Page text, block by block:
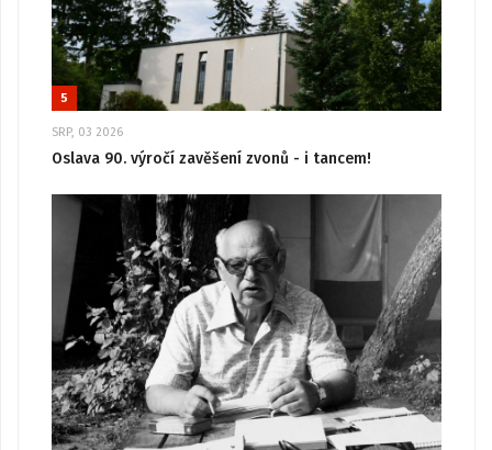
5
SRP, 03 2026
Oslava 90. výročí zavěšení zvonů - i tancem!